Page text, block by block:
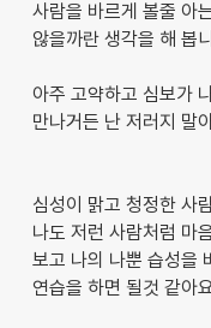
사람을 바르게 볼줄 아
않을까란 생각을 해 봅
아주 고약하고 심보가
만나거든 난 저러지 말
심성이 맑고 청정한 사
나도 저런 사람처럼 마
보고 나의 나뿐 습성을
연습을 하면 될것 같아